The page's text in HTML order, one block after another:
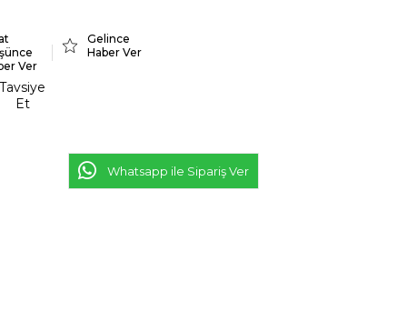
Ver
Gelince
Haber Ver
Tavsiye
Et
Whatsapp ile Sipariş Ver